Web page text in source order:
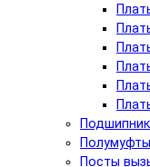
Полумуфты
Посты